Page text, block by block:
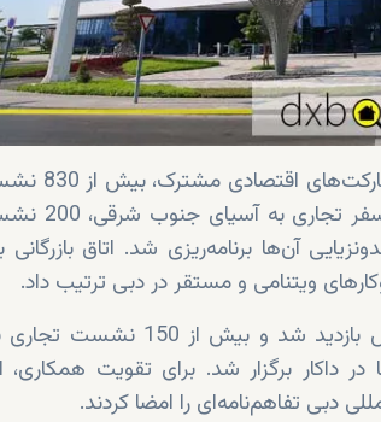
و مشارکت‌های اقتصادی
تجاری بین شرکت‌ها برنامه‌ریزی شد. در
آن‌ها برنامه‌ریزی شد. اتاق بازرگانی
در چارچوب سفر تجاری به آفریقا از سنگال و مراکش بازدید شد و بیش از
برگزار شد. برای تقویت همکاری،
دبی تفاهم‌نامه‌ای را امضا کردند.